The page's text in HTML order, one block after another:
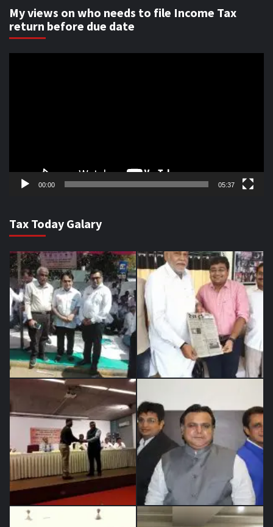
My views on who needs to file Income Tax
return before due date
00:00 05:37
Tax Today Galary